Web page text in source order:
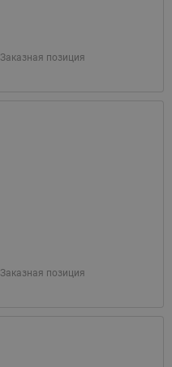
Заказная позиция
Заказная позиция